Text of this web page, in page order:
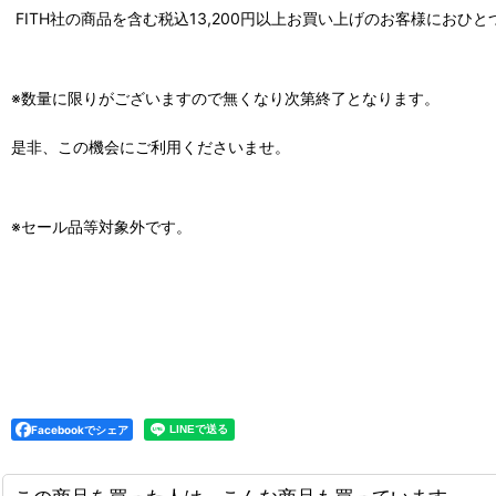
FITH社の商品を含む税込13,200円以上お買い上げのお客様におひと
※数量に限りがございますので無くなり次第終了となります。
是非、この機会にご利用くださいませ。
※セール品等対象外です。
Facebookでシェア